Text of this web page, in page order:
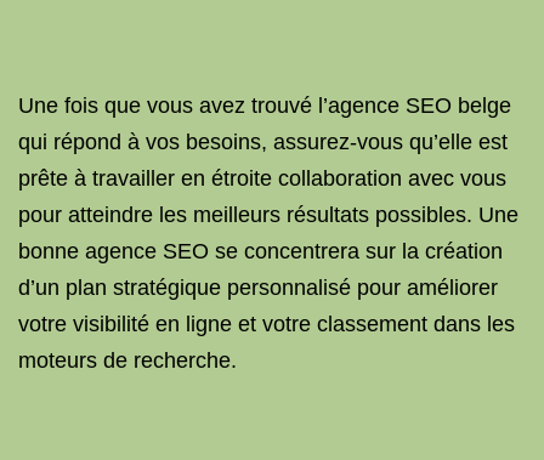
Une fois que vous avez trouvé l’agence SEO belge
qui répond à vos besoins, assurez-vous qu’elle est
prête à travailler en étroite collaboration avec vous
pour atteindre les meilleurs résultats possibles. Une
bonne agence SEO se concentrera sur la création
d’un plan stratégique personnalisé pour améliorer
votre visibilité en ligne et votre classement dans les
moteurs de recherche.